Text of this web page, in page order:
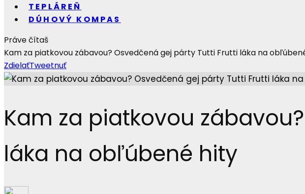
TEPLÁREŇ
DÚHOVÝ KOMPAS
Práve čítaš
Kam za piatkovou zábavou? Osvedčená gej párty Tutti Frutti láka na
ZdielaťTweetnuť
Kam za piatkovou
láka na obľúbené hity